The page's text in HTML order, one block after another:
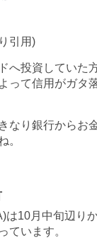
引用)
へ投資していた
って信用がガタ
なり銀行からお
。
は10月中旬辺り
ています。